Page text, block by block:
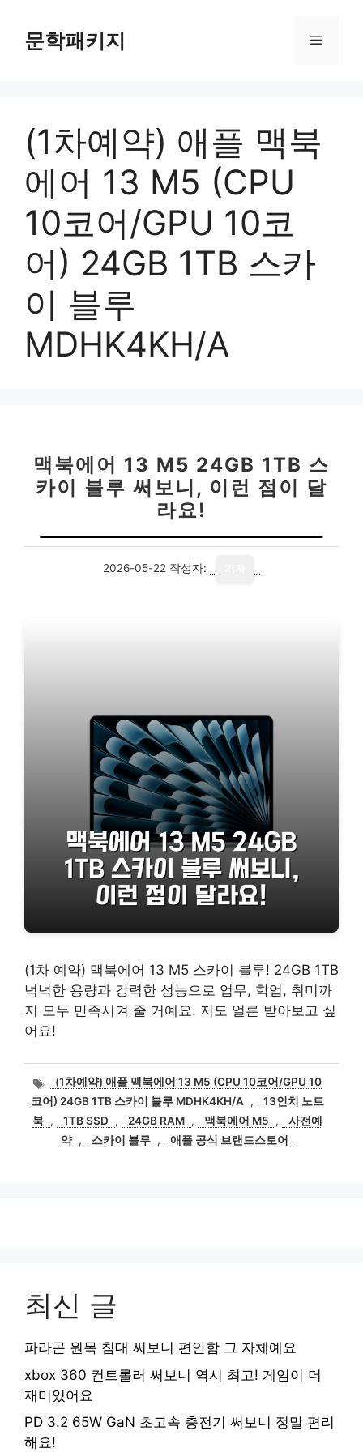
문학패키지 메
(1차예약) 애플 맥북
에어 13 M5 (CPU
10코어/GPU 10코
어) 24GB 1TB 스카
이 블루
MDHK4KH/A
맥북에어 13 M5 24GB 1TB 스
카이 블루 써보니, 이런 점이 달
라요!
2026-05-22 작성자:
(1차 예약) 맥북에어 13 M5 스카이 블루! 24GB 1TB
넉넉한 용량과 강력한 성능으로 업무, 학업, 취미까
지 모두 만족시켜 줄 거예요. 저도 얼른 받아보고 싶
어요!
태
그
(1차예약) 애플 맥북에어 13 M5 (CPU 10코어/GPU 10
코어) 24GB 1TB 스카이 블루 MDHK4KH/A
,
13인치 노트
북 , 1TB SSD , 24GB RAM , 맥북에어 M5 ,
사전예
약 , 스카이 블루 , 애플 공식 브랜드스토어
최신 글
파라곤 원목 침대 써보니 편안함 그 자체예요
xbox 360 컨트롤러 써보니 역시 최고! 게임이 더
재미있어요
PD 3.2 65W GaN 초고속 충전기 써보니 정말 편리
해요!